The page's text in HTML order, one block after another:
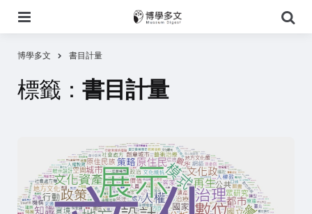
尋
博學多文 書目計量
標籤： 書目計量